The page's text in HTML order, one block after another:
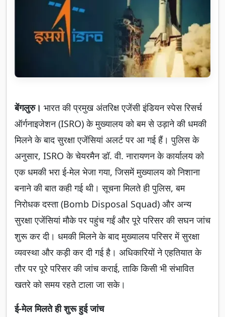
बेंगलुरु। भारत की प्रमुख अंतरिक्ष एजेंसी इंडियन स्पेस रिसर्च
ऑर्गनाइजेशन (ISRO) के मुख्यालय को बम से उड़ाने की धमकी
मिलने के बाद सुरक्षा एजेंसियां अलर्ट पर आ गई हैं। पुलिस के
अनुसार, ISRO के चेयरमैन डॉ. वी. नारायणन के कार्यालय को
एक धमकी भरा ई-मेल भेजा गया, जिसमें मुख्यालय को निशाना
बनाने की बात कही गई थी। सूचना मिलते ही पुलिस, बम
निरोधक दस्ता (Bomb Disposal Squad) और अन्य
सुरक्षा एजेंसियां मौके पर पहुंच गईं और पूरे परिसर की सघन जांच
शुरू कर दी। धमकी मिलने के बाद मुख्यालय परिसर में सुरक्षा
व्यवस्था और कड़ी कर दी गई है। अधिकारियों ने एहतियात के
तौर पर पूरे परिसर की जांच कराई, ताकि किसी भी संभावित
खतरे को समय रहते टाला जा सके।
ई-मेल मिलते ही शुरू हुई जांच